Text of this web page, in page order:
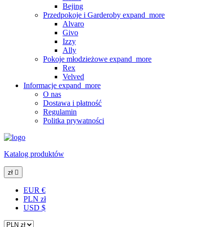
Bejing
Przedpokoje i Garderoby expand_more
Alvaro
Givo
Izzy
Ally
Pokoje młodzieżowe expand_more
Rex
Velved
Informacje expand_more
O nas
Dostawa i płatność
Regulamin
Politka prywatności
Katalog produktów
zł 
EUR €
PLN zł
USD $